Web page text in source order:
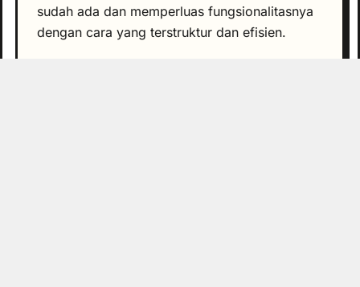
sudah ada dan memperluas fungsionalitasnya
dengan cara yang terstruktur dan efisien.